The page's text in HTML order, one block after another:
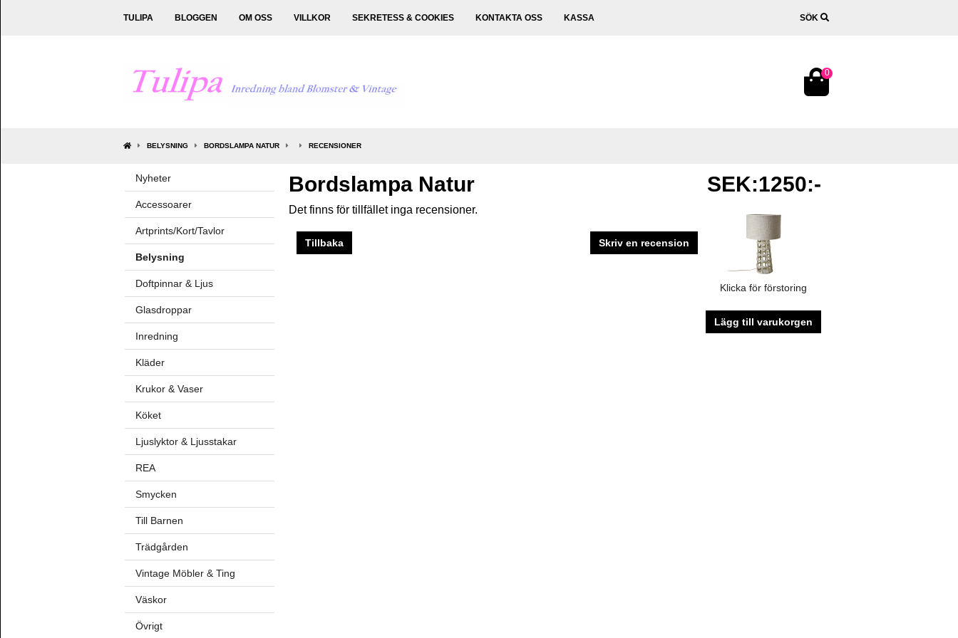
TULIPA BLOGGEN OM OSS VILLKOR SEKRETESS & COOKIES KONTAKTA OSS KASSA SÖK
0
BELYSNING BORDSLAMPA NATUR RECENSIONER
Nyheter
Accessoarer
Artprints/Kort/Tavlor
Belysning
Doftpinnar & Ljus
Glasdroppar
Inredning
Kläder
Krukor & Vaser
Köket
Ljuslyktor & Ljusstakar
REA
Smycken
Till Barnen
Trädgården
Vintage Möbler & Ting
Väskor
Övrigt
Bordslampa Natur SEK:1250:-
Det finns för tillfället inga recensioner.
Tillbaka Skriv en recension
Klicka för förstoring
Lägg till varukorgen